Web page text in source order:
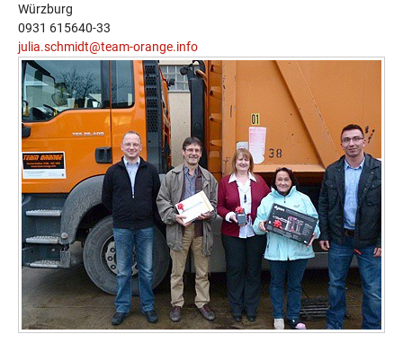
Würzburg
0931 615640-33
julia.schmidt@team-orange.info